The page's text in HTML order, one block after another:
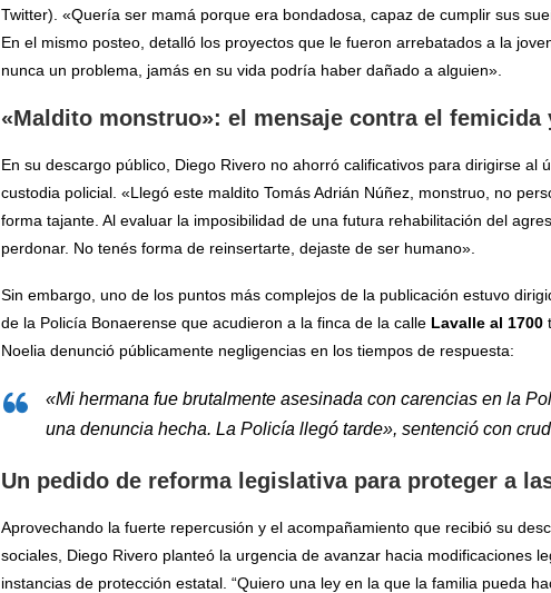
Twitter). «Quería ser mamá porque era bondadosa, capaz de cumplir sus
En el mismo posteo, detalló los proyectos que le fueron arrebatados a la
nunca un problema, jamás en su vida podría haber dañado a alguien».
«Maldito monstruo»: el mensaje contra el femicida
En su descargo público, Diego Rivero no ahorró calificativos para dirigirse
custodia policial. «Llegó este maldito Tomás Adrián Núñez, monstruo, no
forma tajante. Al evaluar la imposibilidad de una futura rehabilitación del
perdonar. No tenés forma de reinsertarte, dejaste de ser humano».
Sin embargo, uno de los puntos más complejos de la publicación estuvo
de la Policía Bonaerense que acudieron a la finca de la calle Lavalle al 1700
Noelia denunció públicamente negligencias en los tiempos de respuesta:
«Mi hermana fue brutalmente asesinada con carencias en la
una denuncia hecha. La Policía llegó tarde», sentenció con
Un pedido de reforma legislativa para proteger a
Aprovechando la fuerte repercusión y el acompañamiento que recibió su
sociales, Diego Rivero planteó la urgencia de avanzar hacia modificaciones
instancias de protección estatal. “Quiero una ley en la que la familia pueda